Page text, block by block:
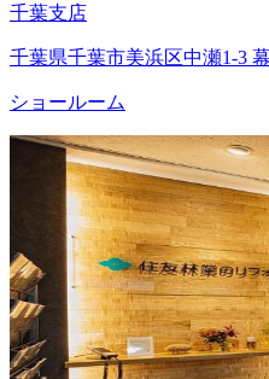
千葉支店
千葉県千葉市美浜区中瀬1-3
ショールーム